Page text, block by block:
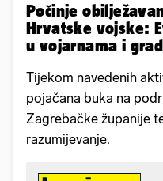
Počinje
Hrvatske vojske:
u vojarnama i
Tijekom navedenih
pojačana buka na
Zagrebačke županije
razumijevanje.